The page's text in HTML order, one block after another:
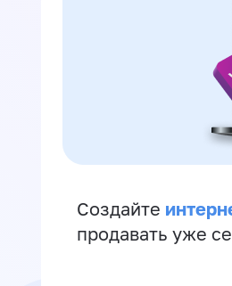
Создайте
продавать уже